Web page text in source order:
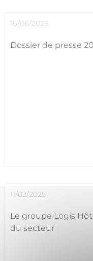
16/06/2025
Dossier de presse
11/02/2025
Le groupe Logis
du secteur